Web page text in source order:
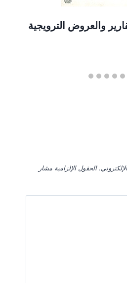
والعروض الترويجية
الحقول الإلزامية مشار